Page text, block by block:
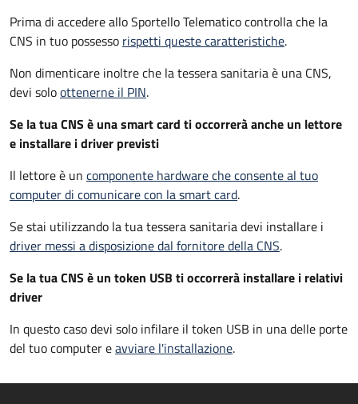
Prima di accedere allo Sportello Telematico controlla che la
CNS in tuo possesso rispetti queste caratteristiche.
Non dimenticare inoltre che la tessera sanitaria è una CNS,
devi soloottenerne il PIN.
Se la tua CNS è una smart card ti occorrerà anche un lettore
e installare i driver previsti
Il lettore è un componente hardware che consente al tuo
computer di comunicare con la smart card.
Se stai utilizzando la tua tessera sanitaria devi installare i
driver messi a disposizione dal fornitore della CNS.
Se la tua CNS è un token USB ti occorrerà installare i relativi
driver
In questo caso devi solo infilare il token USB in una delle porte
del tuo computer eavviare l'installazione.